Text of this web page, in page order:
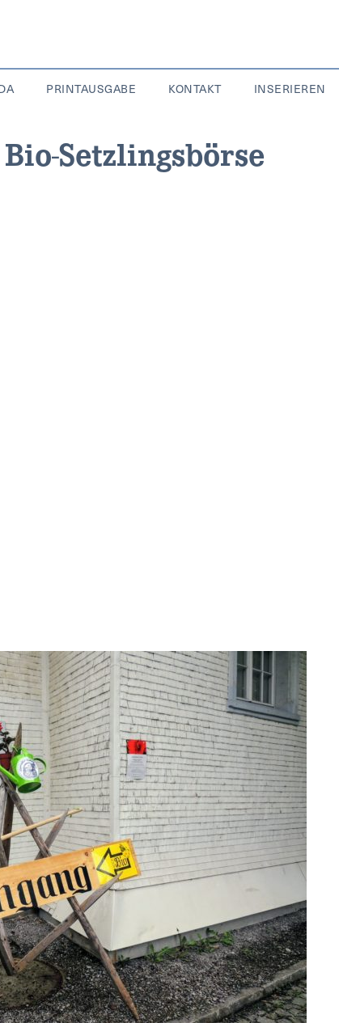
PRINTAUSGABE KONTAKT INSERIEREN
Setzlingsbörse